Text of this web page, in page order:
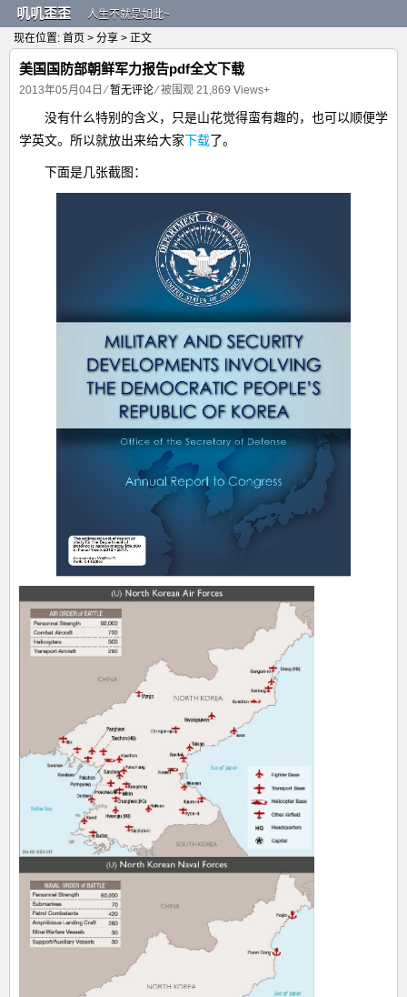
叽叽歪歪
人生不就是如此~
现在位置: 首页 > 分享 > 正文
美国国防部朝鲜军力报告pdf全文下载
2013年05月04日 ⁄暂无评论⁄ 被围观 21,869 Views+
没有什么特别的含义，只是山花觉得蛮有趣的，也可以顺便学
学英文。所以就放出来给大家下载了。
下面是几张截图：